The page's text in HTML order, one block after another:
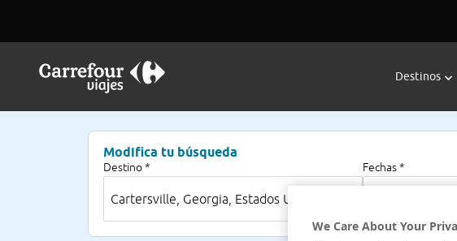
Destinos
Modifica tu búsqueda
Destino * Fechas *
We Care About Your